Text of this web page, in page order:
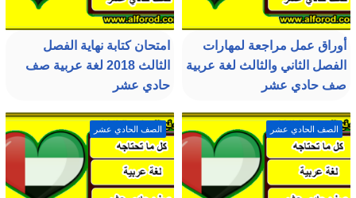
أوراق عمل مراجعة لمهارات
الفصل الثاني والثالث لغة عربية
صف حادي عشر
امتحان كتابة نهاية الفصل
الثالث 2018 لغة عربية صف
حادي عشر
الصف الحادي عشر الصف الحادي عشر